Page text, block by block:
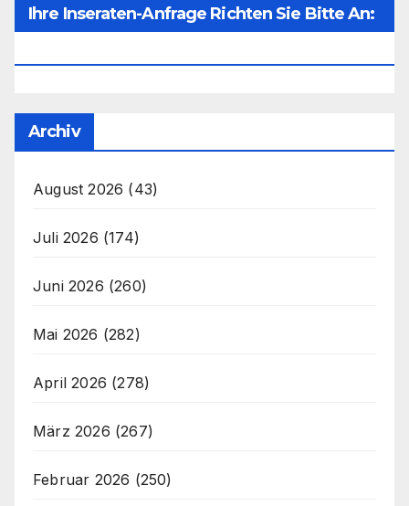
Ihre Inseraten-Anfrage Richten Sie Bitte An:
Archiv
August 2026 (43)
Juli 2026 (174)
Juni 2026 (260)
Mai 2026 (282)
April 2026 (278)
März 2026 (267)
Februar 2026 (250)